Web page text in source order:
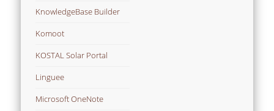
KnowledgeBase Builder
Komoot
KOSTAL Solar Portal
Linguee
Microsoft OneNote